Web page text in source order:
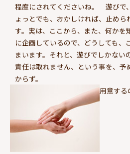
程度にされてくださいね。 遊びで
ょっとでも、おかしければ、止めら
す。実は、ここから、また、何かを
に企画しているので、どうしても、
まいます。それと、遊びでしかない
責任は取れません、という事を、予
からず。
用意する